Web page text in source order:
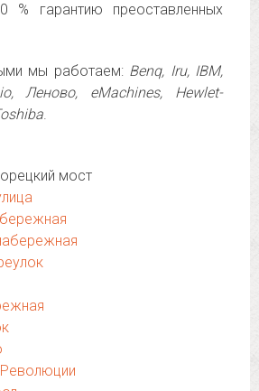
гарантию преоставленных
мы работаем: Benq, Iru, IBM,
Леново, eMachines, Hewlet-
.
мост